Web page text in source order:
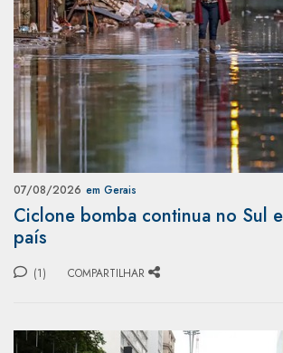
07/08/2026 em Gerais
Ciclone bomba continua no Sul
país
(1) COMPARTILHAR